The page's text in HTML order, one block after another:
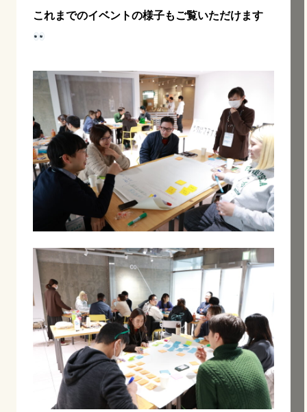
これまでのイベントの様子もご覧いただけます